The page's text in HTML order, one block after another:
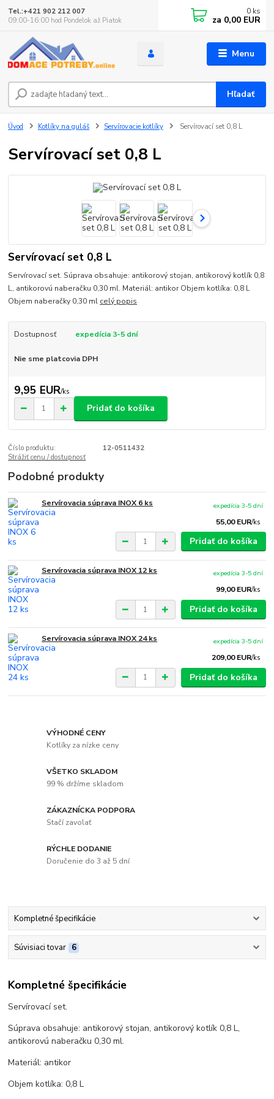
Menu
Hľadať
Tel.:+421 902 212 007
09:00-16:00 hod Pondelok až Piatok
0 ks
za 0,00 EUR
Úvod Kotlíky na guláš Servírovacie kotlíky Servírovací set 0,8 L
Servírovací set 0,8 L
Servírovací set 0,8 L
Servírovací set. Súprava obsahuje: antikorový stojan, antikorový kotlík 0,8
L, antikorovú naberačku 0,30 ml. Materiál: antikor Objem kotlíka: 0,8 L
Objem naberačky 0,30 ml celý popis
Dostupnosť expedícia 3-5 dní
Nie sme platcovia DPH
9,95 EUR/ks
Pridať do košíka
Číslo produktu:
12-0511432
Strážiť cenu / dostupnosť
Podobné produkty
Servírovacia súprava INOX 6 ks
55,00 EUR/ks
expedícia 3-5 dní
Pridať do košíka
Servírovacia súprava INOX 12 ks
99,00 EUR/ks
expedícia 3-5 dní
Pridať do košíka
Servírovacia súprava INOX 24 ks
209,00 EUR/ks
expedícia 3-5 dní
Pridať do košíka
VÝHODNÉ CENY
Kotlíky za nízke ceny
VŠETKO SKLADOM
99 % držíme skladom
ZÁKAZNÍCKA PODPORA
Stačí zavolať
RÝCHLE DODANIE
Doručenie do 3 až 5 dní
Kompletné špecifikácie
Súvisiaci tovar 6
Kompletné špecifikácie
Servírovací set.
Súprava obsahuje: antikorový stojan, antikorový kotlík 0,8 L,
antikorovú naberačku 0,30 ml.
Materiál: antikor
Objem kotlíka: 0,8 L